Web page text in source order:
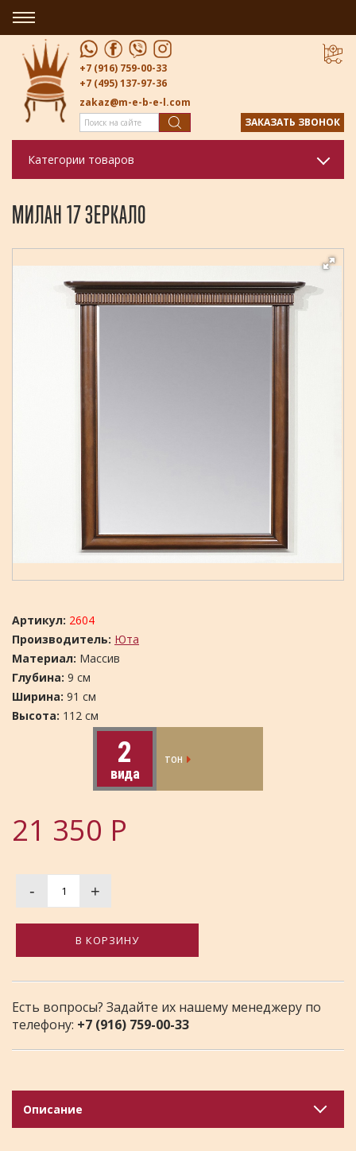
+7 (916) 759-00-33
+7 (495) 137-97-36
zakaz@m-e-b-e-l.com
ЗАКАЗАТЬ ЗВОНОК
Категории товаров
МИЛАН 17 ЗЕРКАЛО
Артикул: 2604
Производитель: Юта
Материал: Массив
Глубина: 9 см
Ширина: 91 см
Высота: 112 см
2
вида
тон
21 350 Р
- +
В КОРЗИНУ
Есть вопросы? Задайте их нашему менеджеру по
телефону: +7 (916) 759-00-33
Описание